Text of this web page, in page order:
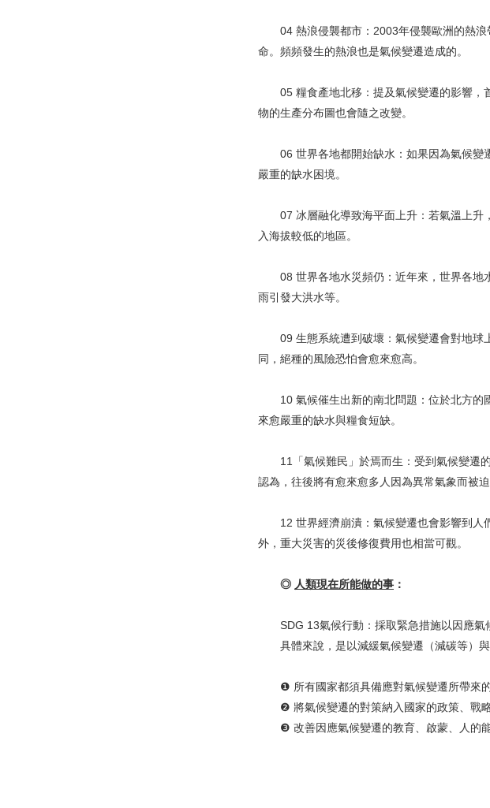
04 熱浪侵襲都市：2003年侵襲歐洲的熱浪
命。頻頻發生的熱浪也是氣候變遷造成的。
05 糧食產地北移：提及氣候變遷的影響，
物的生產分布圖也會隨之改變。
06 世界各地都開始缺水：如果因為氣候變
嚴重的缺水困境。
07 冰層融化導致海平面上升：若氣溫上升
入海拔較低的地區。
08 世界各地水災頻仍：近年來，世界各地
雨引發大洪水等。
09 生態系統遭到破壞：氣候變遷會對地球
同，絕種的風險恐怕會愈來愈高。
10 氣候催生出新的南北問題：位於北方的
來愈嚴重的缺水與糧食短缺。
11「氣候難民」於焉而生：受到氣候變遷的
認為，往後將有愈來愈多人因為異常氣象而被迫
12 世界經濟崩潰：氣候變遷也會影響到人
外，重大災害的災後修復費用也相當可觀。
◎ 人類現在所能做的事 ：
SDG 13氣候行動：採取緊急措施以因應氣
具體來說，是以減緩氣候變遷（減碳等）與
❶ 所有國家都須具備應對氣候變遷所帶來的
❷ 將氣候變遷的對策納入國家的政策、戰略
❸ 改善因應氣候變遷的教育、啟蒙、人的能